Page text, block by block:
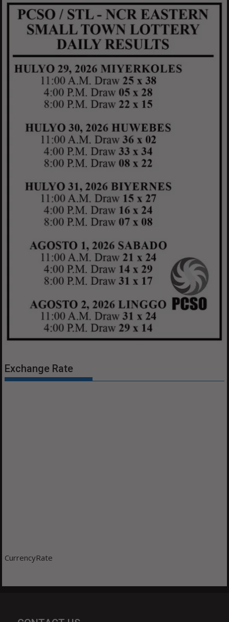
Exchange Rate
CurrencyRate